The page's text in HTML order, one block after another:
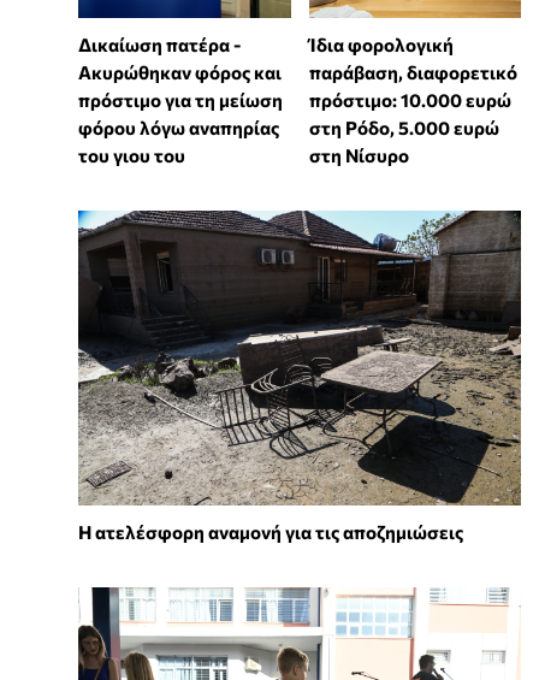
Δικαίωση πατέρα -
Ακυρώθηκαν φόρος και
πρόστιμο για τη μείωση
φόρου λόγω αναπηρίας
του γιου του
Ίδια φορολογική
παράβαση, διαφορετικό
πρόστιμο: 10.000 ευρώ
στη Ρόδο, 5.000 ευρώ
στη Νίσυρο
Η ατελέσφορη αναμονή για τις αποζημιώσεις